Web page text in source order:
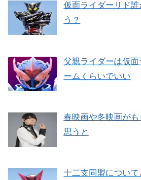
仮面ライダーリド
う？
父親ライダーは仮
ームくらいでいい
春映画や冬映画が
思うと
十二支同盟につい